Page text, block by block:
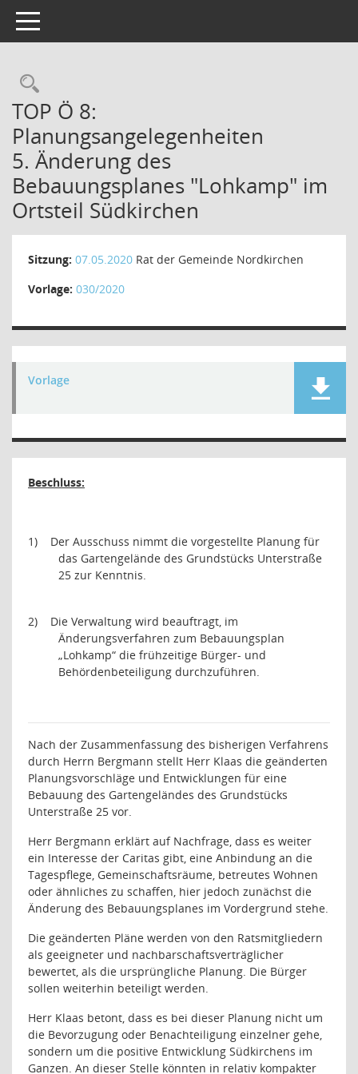
Toggle navigation
Rechercheauswahl
TOP Ö 8:
Planungsangelegenheiten
5. Änderung des
Bebauungsplanes "Lohkamp" im
Ortsteil Südkirchen
Sitzung: 07.05.2020 Rat der Gemeinde Nordkirchen
Vorlage: 030/2020
Vorlage
Beschluss:
1)
Der Ausschuss nimmt die vorgestellte Planung für
das Gartengelände des Grundstücks Unterstraße
25 zur Kenntnis.
2)
Die Verwaltung wird beauftragt, im
Änderungsverfahren zum Bebauungsplan
„Lohkamp“ die frühzeitige Bürger- und
Behördenbeteiligung durchzuführen.
Nach der Zusammenfassung des bisherigen Verfahrens
durch Herrn Bergmann stellt Herr Klaas die geänderten
Planungsvorschläge und Entwicklungen für eine
Bebauung des Gartengeländes des Grundstücks
Unterstraße 25 vor.
Herr Bergmann erklärt auf Nachfrage, dass es weiter
ein Interesse der Caritas gibt, eine Anbindung an die
Tagespflege, Gemeinschaftsräume, betreutes Wohnen
oder ähnliches zu schaffen, hier jedoch zunächst die
Änderung des Bebauungsplanes im Vordergrund stehe.
Die geänderten Pläne werden von den Ratsmitgliedern
als geeigneter und nachbarschaftsverträglicher
bewertet, als die ursprüngliche Planung. Die Bürger
sollen weiterhin beteiligt werden.
Herr Klaas betont, dass es bei dieser Planung nicht um
die Bevorzugung oder Benachteiligung einzelner gehe,
sondern um die positive Entwicklung Südkirchens im
Ganzen. An dieser Stelle könnten in relativ kompakter